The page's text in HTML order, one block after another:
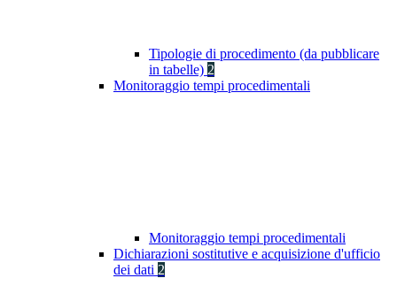
Tipologie di procedimento (da pubblicare
in tabelle) 2
Monitoraggio tempi procedimentali
Monitoraggio tempi procedimentali
Dichiarazioni sostitutive e acquisizione d'ufficio
dei dati 2